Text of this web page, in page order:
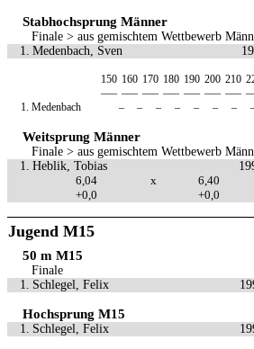
Stabhochsprung Männer
Finale > aus gemischtem Wettbewerb
1.
Medenbach, Sven
150 160 170 180 190 200 210
—– —– —– —– —– —– —–
1. Medenbach – – – – – – –
Weitsprung Männer
Finale > aus gemischtem Wettbewerb
1.
Heblik, Tobias
6,04
x 6,40
+0,0
+0,0
Jugend M15
50 m M15
Finale
1.
Schlegel, Felix
Hochsprung M15
1. Schlegel, Felix